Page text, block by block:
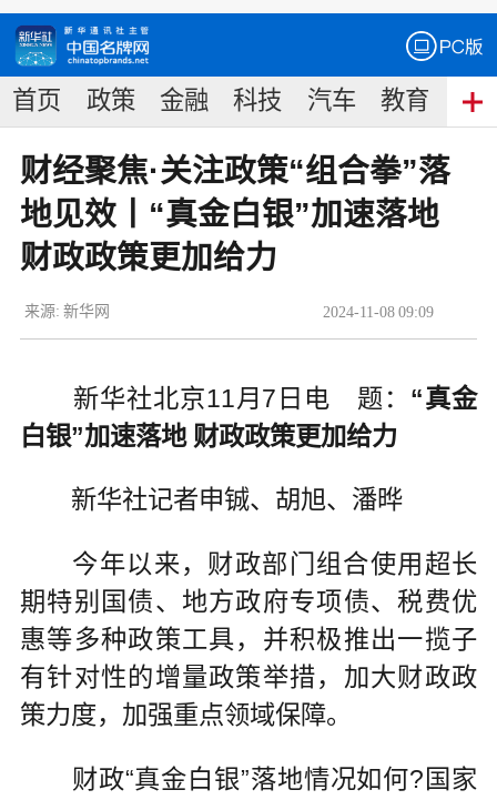
首页 政策 金融 科技 汽车 教育 食
财经聚焦·关注政策“组合拳”落
地见效丨“真金白银”加速落地
财政政策更加给力
2024-11-08 09:09
来源: 新华网
新华社北京11月7日电 题： “真金
白银”加速落地 财政政策更加给力
新华社记者申铖、胡旭、潘晔
今年以来，财政部门组合使用超长
期特别国债、地方政府专项债、税费优
惠等多种政策工具，并积极推出一揽子
有针对性的增量政策举措，加大财政政
策力度，加强重点领域保障。
财政“真金白银”落地情况如何?国家